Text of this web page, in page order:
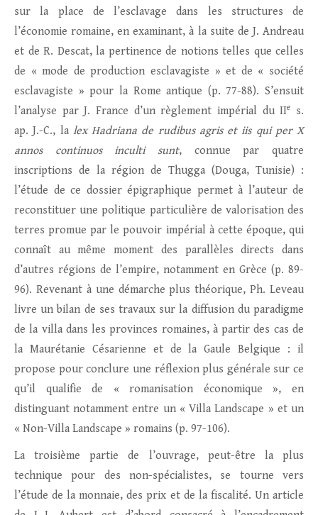
sur la place de l’esclavage dans les structures de
l’économie romaine, en examinant, à la suite de J. Andreau
et de R. Descat, la pertinence de notions telles que celles
de « mode de production esclavagiste » et de « société
esclavagiste » pour la Rome antique (p. 77-88). S’ensuit
l’analyse par J. France d’un règlement impérial du IIe s.
ap. J.-C., lalex Hadriana de rudibus agris et iis qui per X
annos continuos inculti sunt, connue par quatre
inscriptions de la région de Thugga (Douga, Tunisie) :
l’étude de ce dossier épigraphique permet à l’auteur de
reconstituer une politique particulière de valorisation des
terres promue par le pouvoir impérial à cette époque, qui
connaît au même moment des parallèles directs dans
d’autres régions de l’empire, notamment en Grèce (p. 89-
96). Revenant à une démarche plus théorique, Ph. Leveau
livre un bilan de ses travaux sur la diffusion du paradigme
de la villa dans les provinces romaines, à partir des cas de
la Maurétanie Césarienne et de la Gaule Belgique : il
propose pour conclure une réflexion plus générale sur ce
qu’il qualifie de « romanisation économique », en
distinguant notamment entre un « Villa Landscape » et un
« Non-Villa Landscape » romains (p. 97-106).
La troisième partie de l’ouvrage, peut-être la plus
technique pour des non-spécialistes, se tourne vers
l’étude de la monnaie, des prix et de la fiscalité. Un article